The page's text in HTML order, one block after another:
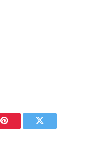
Pinterest Twitter